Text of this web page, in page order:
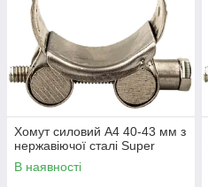
Хомут силовий А4 40-43 мм з
нержавіючої сталі Super
В наявності